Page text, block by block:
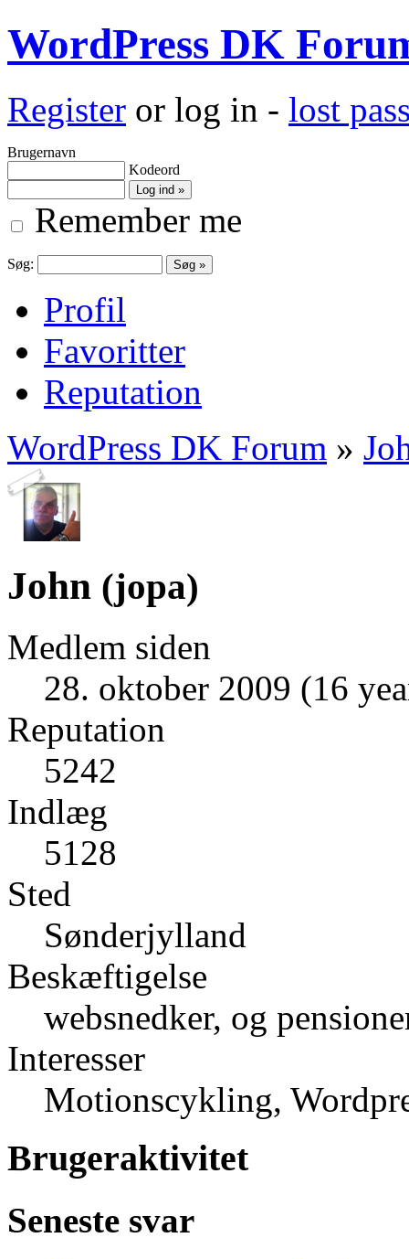
WordPress DK
Register or log in - lost
Brugernavn
Kodeord
Remember me
Søg:
Profil
Favoritter
Reputation
WordPress DK Forum »
John (jopa)
Medlem siden
28. oktober 2009 (16
Reputation
5242
Indlæg
5128
Sted
Sønderjylland
Beskæftigelse
websnedker, og
Interesser
Motionscykling,
Brugeraktivitet
Seneste svar